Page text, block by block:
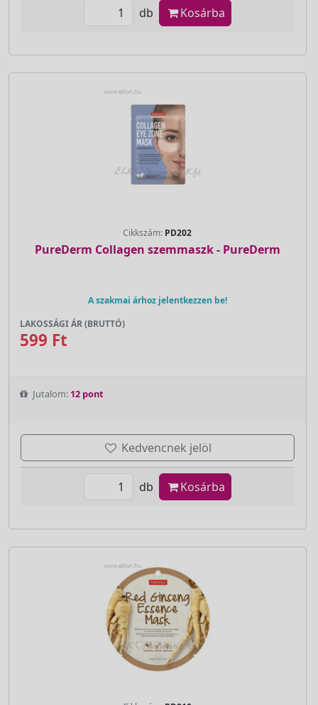
db Kosárba
Cikkszám: PD202
PureDerm Collagen szemmaszk - PureDerm
A szakmai árhoz jelentkezzen be!
LAKOSSÁGI ÁR (BRUTTÓ)
599 Ft
Jutalom: 12 pont
Kedvencnek jelöl
db Kosárba